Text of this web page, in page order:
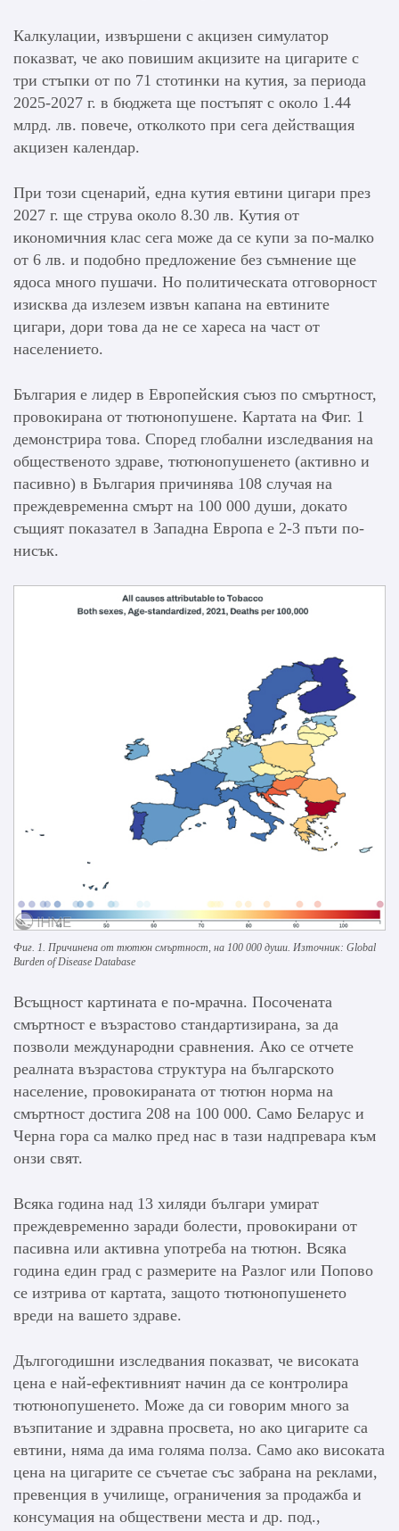
Калкулации, извършени с акцизен симулатор
показват, че ако повишим акцизите на цигарите с
три стъпки от по 71 стотинки на кутия, за периода
2025-2027 г. в бюджета ще постъпят с около 1.44
млрд. лв. повече, отколкото при сега действащия
акцизен календар.
При този сценарий, една кутия евтини цигари през
2027 г. ще струва около 8.30 лв. Кутия от
икономичния клас сега може да се купи за по-малко
от 6 лв. и подобно предложение без съмнение ще
ядоса много пушачи. Но политическата отговорност
изисква да излезем извън капана на евтините
цигари, дори това да не се хареса на част от
населението.
България е лидер в Европейския съюз по смъртност,
провокирана от тютюнопушене. Картата на Фиг. 1
демонстрира това. Според глобални изследвания на
общественото здраве, тютюнопушенето (активно и
пасивно) в България причинява 108 случая на
преждевременна смърт на 100 000 души, докато
същият показател в Западна Европа е 2-3 пъти по-
нисък.
Фиг. 1. Причинена от тютюн смъртност, на 100 000 души. Източник: Global
Burden of Disease Database
Всъщност картината е по-мрачна. Посочената
смъртност е възрастово стандартизирана, за да
позволи международни сравнения. Ако се отчете
реалната възрастова структура на българското
население, провокираната от тютюн норма на
смъртност достига 208 на 100 000. Само Беларус и
Черна гора са малко пред нас в тази надпревара към
онзи свят.
Всяка година над 13 хиляди българи умират
преждевременно заради болести, провокирани от
пасивна или активна употреба на тютюн. Всяка
година един град с размерите на Разлог или Попово
се изтрива от картата, защото тютюнопушенето
вреди на вашето здраве.
Дългогодишни изследвания показват, че високата
цена е най-ефективният начин да се контролира
тютюнопушенето. Може да си говорим много за
възпитание и здравна просвета, но ако цигарите са
евтини, няма да има голяма полза. Само ако високата
цена на цигарите се съчетае със забрана на реклами,
превенция в училище, ограничения за продажба и
консумация на обществени места и др. под.,